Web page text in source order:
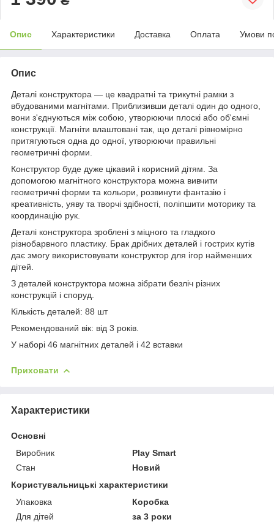
Опис Характеристики Доставка Оплата Умови
Опис
Деталі конструктора — це квадратні та трикутні рамки з
вбудованими магнітами. Приблизивши деталі один до одного,
вони з'єднуються між собою, утворюючи плоскі або об'ємні
конструкції. Магніти влаштовані так, що деталі рівномірно
притягуються одна до одної, утворюючи правильні
геометричні форми.
Конструктор буде дуже цікавий і корисний дітям. За
допомогою магнітного конструктора можна вивчити
геометричні форми та кольори, розвинути фантазію і
креативність, уяву та творчі здібності, поліпшити моторику та
координацію рук.
Деталі конструктора зроблені з міцного та гладкого
різнобарвного пластику. Брак дрібних деталей і гострих кутів
дає змогу використовувати конструктор для ігор найменших
дітей.
З деталей конструктора можна зібрати безліч різних
конструкцій і споруд.
Кількість деталей: 88 шт
Рекомендований вік: від 3 років.
У наборі 46 магнітних деталей і 42 вставки
Приховати
Характеристики
Основні
Виробник
Play Smart
Стан
Новий
Користувальницькі характеристики
Упаковка
Коробка
Для дітей
за 3 роки